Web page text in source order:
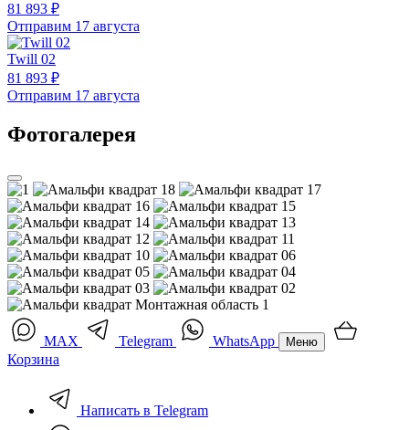
81 893 ₽
Отправим 17 августа
Twill 02
81 893 ₽
Отправим 17 августа
Фотогалерея
MAX Telegram WhatsApp Меню
Корзина
Написать в Telegram